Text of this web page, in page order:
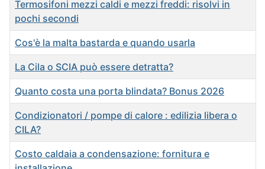
Termosifoni mezzi caldi e mezzi freddi: risolvi in
pochi secondi
Cos'è la malta bastarda e quando usarla
La Cila o SCIA può essere detratta?
Quanto costa una porta blindata? Bonus 2026
Condizionatori / pompe di calore : edilizia libera o
CILA?
Costo caldaia a condensazione: fornitura e